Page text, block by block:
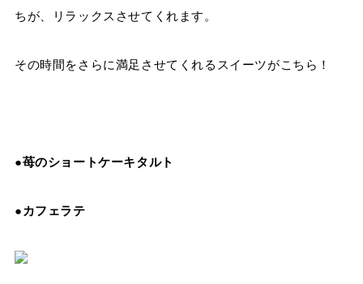
ちが、リラックスさせてくれます。
その時間をさらに満足させてくれるスイーツがこちら！
●苺のショートケーキタルト
●カフェラテ